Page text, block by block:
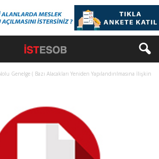
Genelge ( Bazı Alacakları Yeniden Yapılandırılmasına İlişkin